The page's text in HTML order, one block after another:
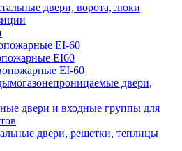
двери, ворота, люки
EI-60
EI60
EI-60
двери,
двери и входные группы для
двери, решетки, теплицы